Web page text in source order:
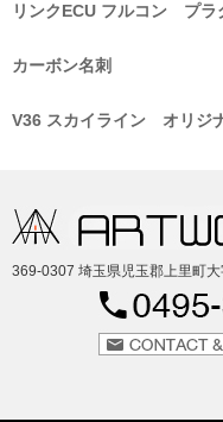
リンクECU フルコン プ
カーボン名刺
V36 スカイライン オリジ
369-0307 埼玉県児玉郡上里町